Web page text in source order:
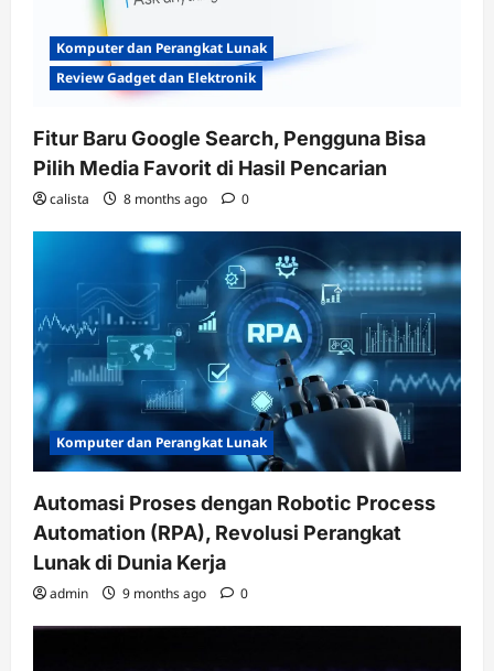
Komputer dan Perangkat Lunak
Review Gadget dan Elektronik
Fitur Baru Google Search, Pengguna Bisa
Pilih Media Favorit di Hasil Pencarian
calista 8 months ago 0
Komputer dan Perangkat Lunak
Automasi Proses dengan Robotic Process
Automation (RPA), Revolusi Perangkat
Lunak di Dunia Kerja
admin 9 months ago 0